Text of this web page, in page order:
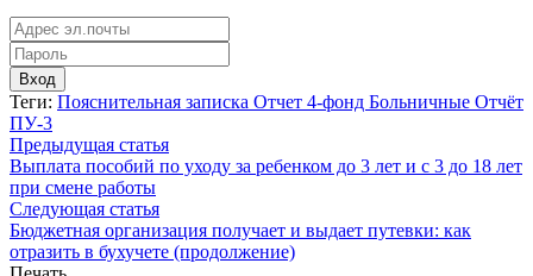
Вход
Теги: Пояснительная записка Отчет 4-фонд Больничные Отчёт
ПУ-3
Предыдущая статья
Выплата пособий по уходу за ребенком до 3 лет и с 3 до 18 лет
при смене работы
Следующая статья
Бюджетная организация получает и выдает путевки: как
отразить в бухучете (продолжение)